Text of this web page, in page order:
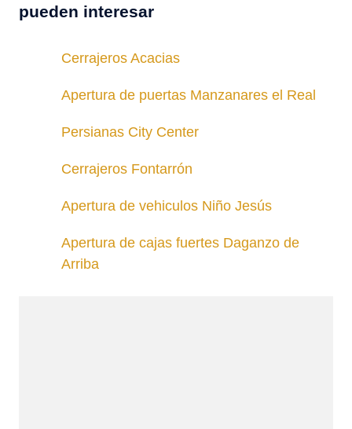
pueden interesar
Cerrajeros Acacias
Apertura de puertas Manzanares el Real
Persianas City Center
Cerrajeros Fontarrón
Apertura de vehiculos Niño Jesús
Apertura de cajas fuertes Daganzo de
Arriba